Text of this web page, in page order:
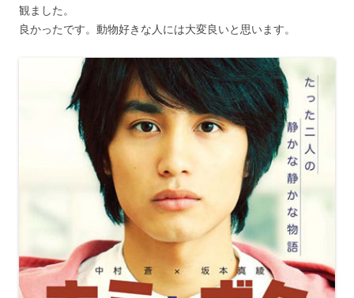
観ました。
良かったです。動物好きな人には大変良いと思います。